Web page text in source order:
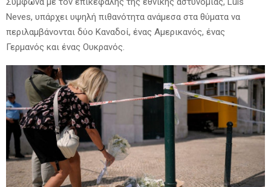
Neves, υπάρχει υψηλή πιθανότητα ανάμεσα στα θύματα να
περιλαμβάνονται δύο Καναδοί, ένας Αμερικανός, ένας
Γερμανός και ένας Ουκρανός.